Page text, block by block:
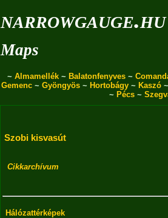
narrowgauge.hu
Maps
~ Almamellék ~ Balatonfenyves ~
Gemenc ~ Gyöngyös ~ Hortobágy ~ Kaszó
~ Pécs ~
Szobi kisvasút
Cikkarchívum
Hálózattérképek